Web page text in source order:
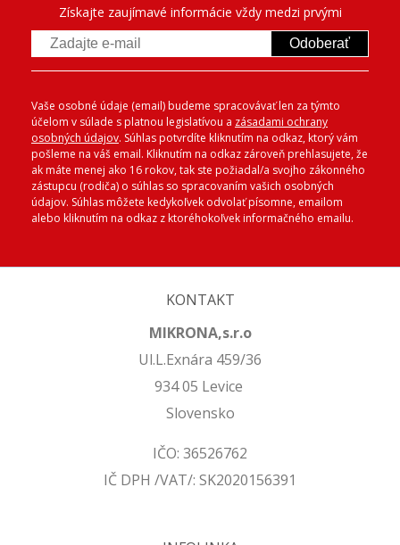
Získajte zaujímavé informácie vždy medzi prvými
Odoberať
Vaše osobné údaje (email) budeme spracovávať len za týmto
účelom v súlade s platnou legislatívou a zásadami ochrany
osobných údajov. Súhlas potvrdíte kliknutím na odkaz, ktorý vám
pošleme na váš email. Kliknutím na odkaz zároveň prehlasujete, že
ak máte menej ako 16 rokov, tak ste požiadal/a svojho zákonného
zástupcu (rodiča) o súhlas so spracovaním vašich osobných
údajov. Súhlas môžete kedykoľvek odvolať písomne, emailom
alebo kliknutím na odkaz z ktoréhokoľvek informačného emailu.
KONTAKT
MIKRONA,s.r.o
Ul.L.Exnára 459/36
934 05 Levice
Slovensko
IČO: 36526762
IČ DPH /VAT/: SK2020156391